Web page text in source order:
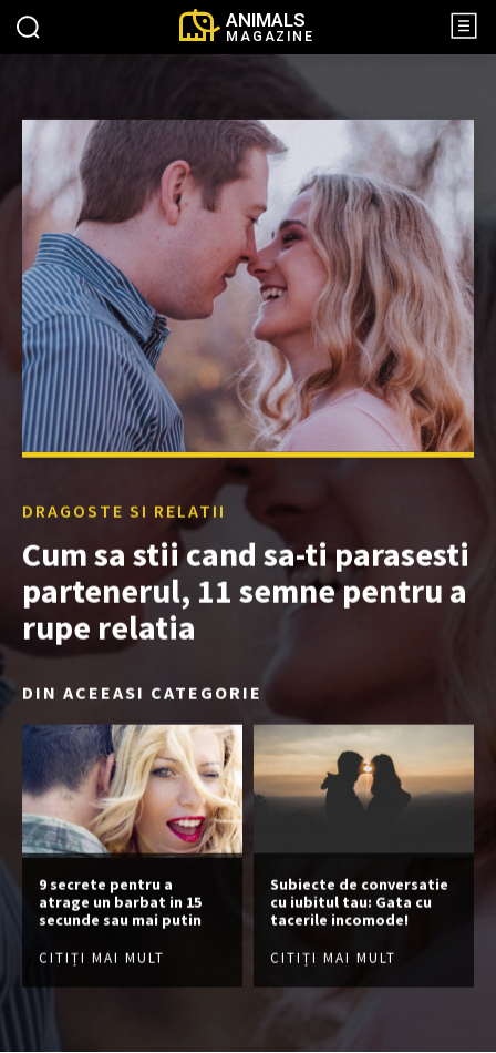
ANIMALS
MAGAZINE
DRAGOSTE SI RELATII
Cum sa stii cand sa-ti parasesti
partenerul, 11 semne pentru a
rupe relatia
DIN ACEEASI CATEGORIE
9 secrete pentru a
atrage un barbat in 15
secunde sau mai putin
CITIȚI MAI MULT
Subiecte de conversatie
cu iubitul tau: Gata cu
tacerile incomode!
CITIȚI MAI MULT